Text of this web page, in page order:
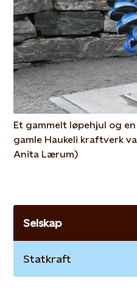
Et gammelt løpehjul og
gamle Haukeli kraftverk
Anita Lærum)
Selskap
Statkraft